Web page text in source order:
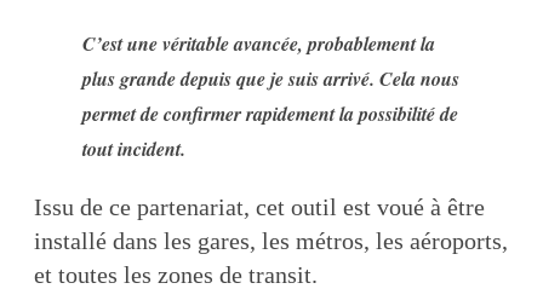
C’est une véritable avancée, probablement la
plus grande depuis que je suis arrivé. Cela nous
permet de confirmer rapidement la possibilité de
tout incident.
Issu de ce partenariat, cet outil est voué à être
installé dans les gares, les métros, les aéroports,
et toutes les zones de transit.